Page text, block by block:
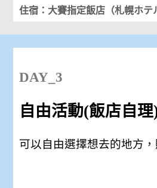
住宿：大賽指定飯店（札幌ホテ
DAY_3
自由活動(飯店自理
可以自由選擇想去的地方，